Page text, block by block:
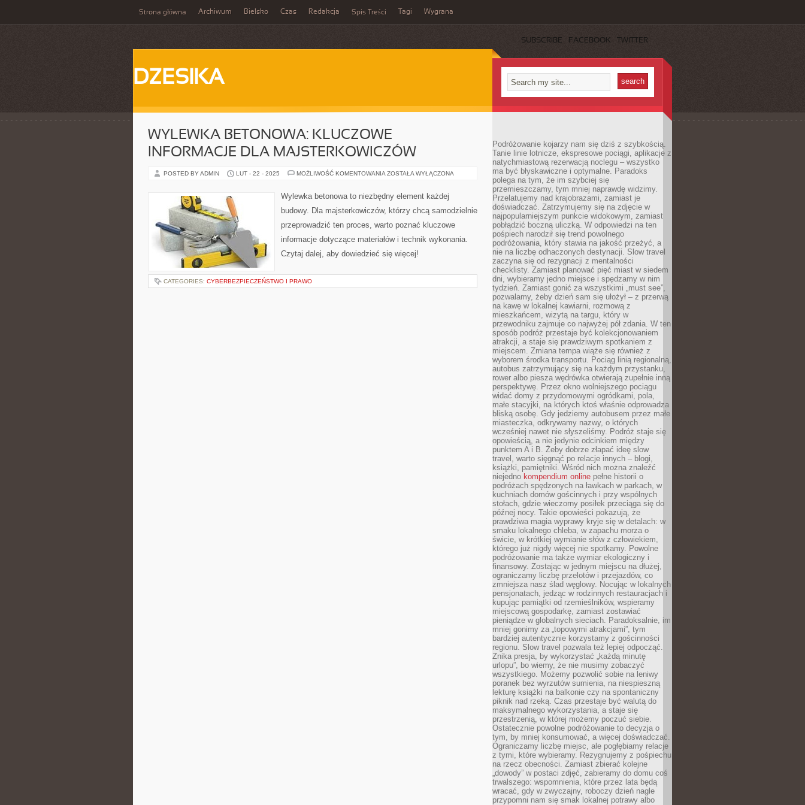
Strona główna Archiwum Bielsko Czas Redakcja Spis Treści Tagi Wygrana
SUBSCRIBE FACEBOOK TWITTER
DZESIKA
WYLEWKA BETONOWA: KLUCZOWE
INFORMACJE DLA MAJSTERKOWICZÓW
POSTED BY ADMIN LUT - 22 - 2025 MOŻLIWOŚĆ KOMENTOWANIA WYLEWKA
INFORMACJE
DLA
ZOSTAŁA WYŁĄCZONA
Wylewka betonowa to niezbędny element każdej
budowy. Dla majsterkowiczów, którzy chcą samodzielnie
przeprowadzić ten proces, warto poznać kluczowe
informacje dotyczące materiałów i technik wykonania.
Czytaj dalej, aby dowiedzieć się więcej!
CATEGORIES: CYBERBEZPIECZEŃSTWO I PRAWO
Podróżowanie kojarzy nam się dziś z szybkością.
Tanie linie lotnicze, ekspresowe pociągi, aplikacje z
natychmiastową rezerwacją noclegu – wszystko
ma być błyskawiczne i optymalne. Paradoks
polega na tym, że im szybciej się
przemieszczamy, tym mniej naprawdę widzimy.
Przelatujemy nad krajobrazami, zamiast je
doświadczać. Zatrzymujemy się na zdjęcie w
najpopularniejszym punkcie widokowym, zamiast
pobłądzić boczną uliczką. W odpowiedzi na ten
pośpiech narodził się trend powolnego
podróżowania, który stawia na jakość przeżyć, a
nie na liczbę odhaczonych destynacji. Slow travel
zaczyna się od rezygnacji z mentalności
checklisty. Zamiast planować pięć miast w siedem
dni, wybieramy jedno miejsce i spędzamy w nim
tydzień. Zamiast gonić za wszystkimi „must see”,
pozwalamy, żeby dzień sam się ułożył – z przerwą
na kawę w lokalnej kawiarni, rozmową z
mieszkańcem, wizytą na targu, który w
przewodniku zajmuje co najwyżej pół zdania. W ten
sposób podróż przestaje być kolekcjonowaniem
atrakcji, a staje się prawdziwym spotkaniem z
miejscem. Zmiana tempa wiąże się również z
wyborem środka transportu. Pociąg linią regionalną,
autobus zatrzymujący się na każdym przystanku,
rower albo piesza wędrówka otwierają zupełnie inną
perspektywę. Przez okno wolniejszego pociągu
widać domy z przydomowymi ogródkami, pola,
małe stacyjki, na których ktoś właśnie odprowadza
bliską osobę. Gdy jedziemy autobusem przez małe
miasteczka, odkrywamy nazwy, o których
wcześniej nawet nie słyszeliśmy. Podróż staje się
opowieścią, a nie jedynie odcinkiem między
punktem A i B. Żeby dobrze złapać ideę slow
travel, warto sięgnąć po relacje innych – blogi,
książki, pamiętniki. Wśród nich można znaleźć
niejedno kompendium online pełne historii o
podróżach spędzonych na ławkach w parkach, w
kuchniach domów gościnnych i przy wspólnych
stołach, gdzie wieczorny posiłek przeciąga się do
późnej nocy. Takie opowieści pokazują, że
prawdziwa magia wyprawy kryje się w detalach: w
smaku lokalnego chleba, w zapachu morza o
świcie, w krótkiej wymianie słów z człowiekiem,
którego już nigdy więcej nie spotkamy. Powolne
podróżowanie ma także wymiar ekologiczny i
finansowy. Zostając w jednym miejscu na dłużej,
ograniczamy liczbę przelotów i przejazdów, co
zmniejsza nasz ślad węglowy. Nocując w lokalnych
pensjonatach, jedząc w rodzinnych restauracjach i
kupując pamiątki od rzemieślników, wspieramy
miejscową gospodarkę, zamiast zostawiać
pieniądze w globalnych sieciach. Paradoksalnie, im
mniej gonimy za „topowymi atrakcjami”, tym
bardziej autentycznie korzystamy z gościnności
regionu. Slow travel pozwala też lepiej odpocząć.
Znika presja, by wykorzystać „każdą minutę
urlopu”, bo wiemy, że nie musimy zobaczyć
wszystkiego. Możemy pozwolić sobie na leniwy
poranek bez wyrzutów sumienia, na niespieszną
lekturę książki na balkonie czy na spontaniczny
piknik nad rzeką. Czas przestaje być walutą do
maksymalnego wykorzystania, a staje się
przestrzenią, w której możemy poczuć siebie.
Ostatecznie powolne podróżowanie to decyzja o
tym, by mniej konsumować, a więcej doświadczać.
Ograniczamy liczbę miejsc, ale pogłębiamy relacje
z tymi, które wybieramy. Rezygnujemy z pośpiechu
na rzecz obecności. Zamiast zbierać kolejne
„dowody” w postaci zdjęć, zabieramy do domu coś
trwalszego: wspomnienia, które przez lata będą
wracać, gdy w zwyczajny, roboczy dzień nagle
przypomni nam się smak lokalnej potrawy albo